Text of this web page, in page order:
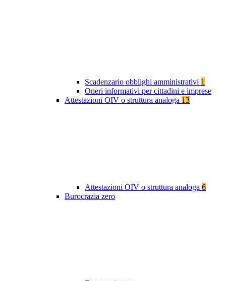
Scadenzario obblighi amministrativi 1
Oneri informativi per cittadini e imprese
Attestazioni OIV o struttura analoga 13
Attestazioni OIV o struttura analoga 6
Burocrazia zero